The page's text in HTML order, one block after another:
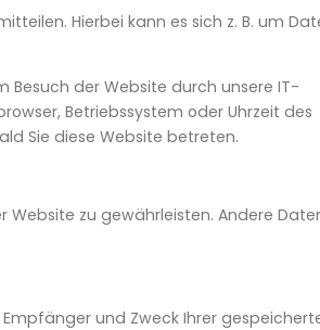
Hierbei kann es sich z. B. um
der Website durch unsere IT-
Betriebssystem oder Uhrzeit des
Sie diese Website betreten.
Website zu gewährleisten. Andere
und Zweck Ihrer